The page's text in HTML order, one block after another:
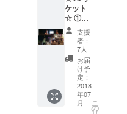
ジャネイ
ロ・オリン
ピックにカ
ンボジア代
表として出
場。155人中
モン祭
in カン
ボジ
ア・オ
リジナ
ルTシャ
ツ （サ
イズ
は、M
かLで
す。色
繍 祭
ロゴが
入った
【バス
タオ
ル】と
【フェ
イスタ
オル】
のセッ
ト 特別
のコー
スディ
ナー
plus
WAGYU
MAFIA
スペ
シャル
(リブ
ロース
和牛バ
にロゴ&
リンク
掲載 ④
ツイッ
ター、
FBに掲
⑤NEK
O THE
MOVIE
上映時
ケット
☆ ①一
般チ
ケット
の内容
全て(宿
泊込み)
②“ホリ
エモン
祭 in カ
ンボジ
支援
者：
7人
お届
け予
定：
2018
年07
月
こ
の